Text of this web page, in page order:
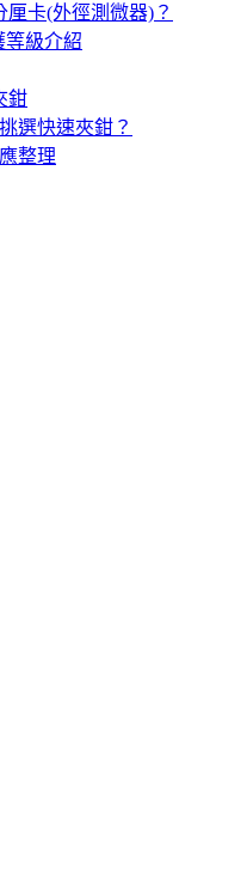
厘卡(外徑測微器)？
等級介紹
鉗
選快速夾鉗？
整理